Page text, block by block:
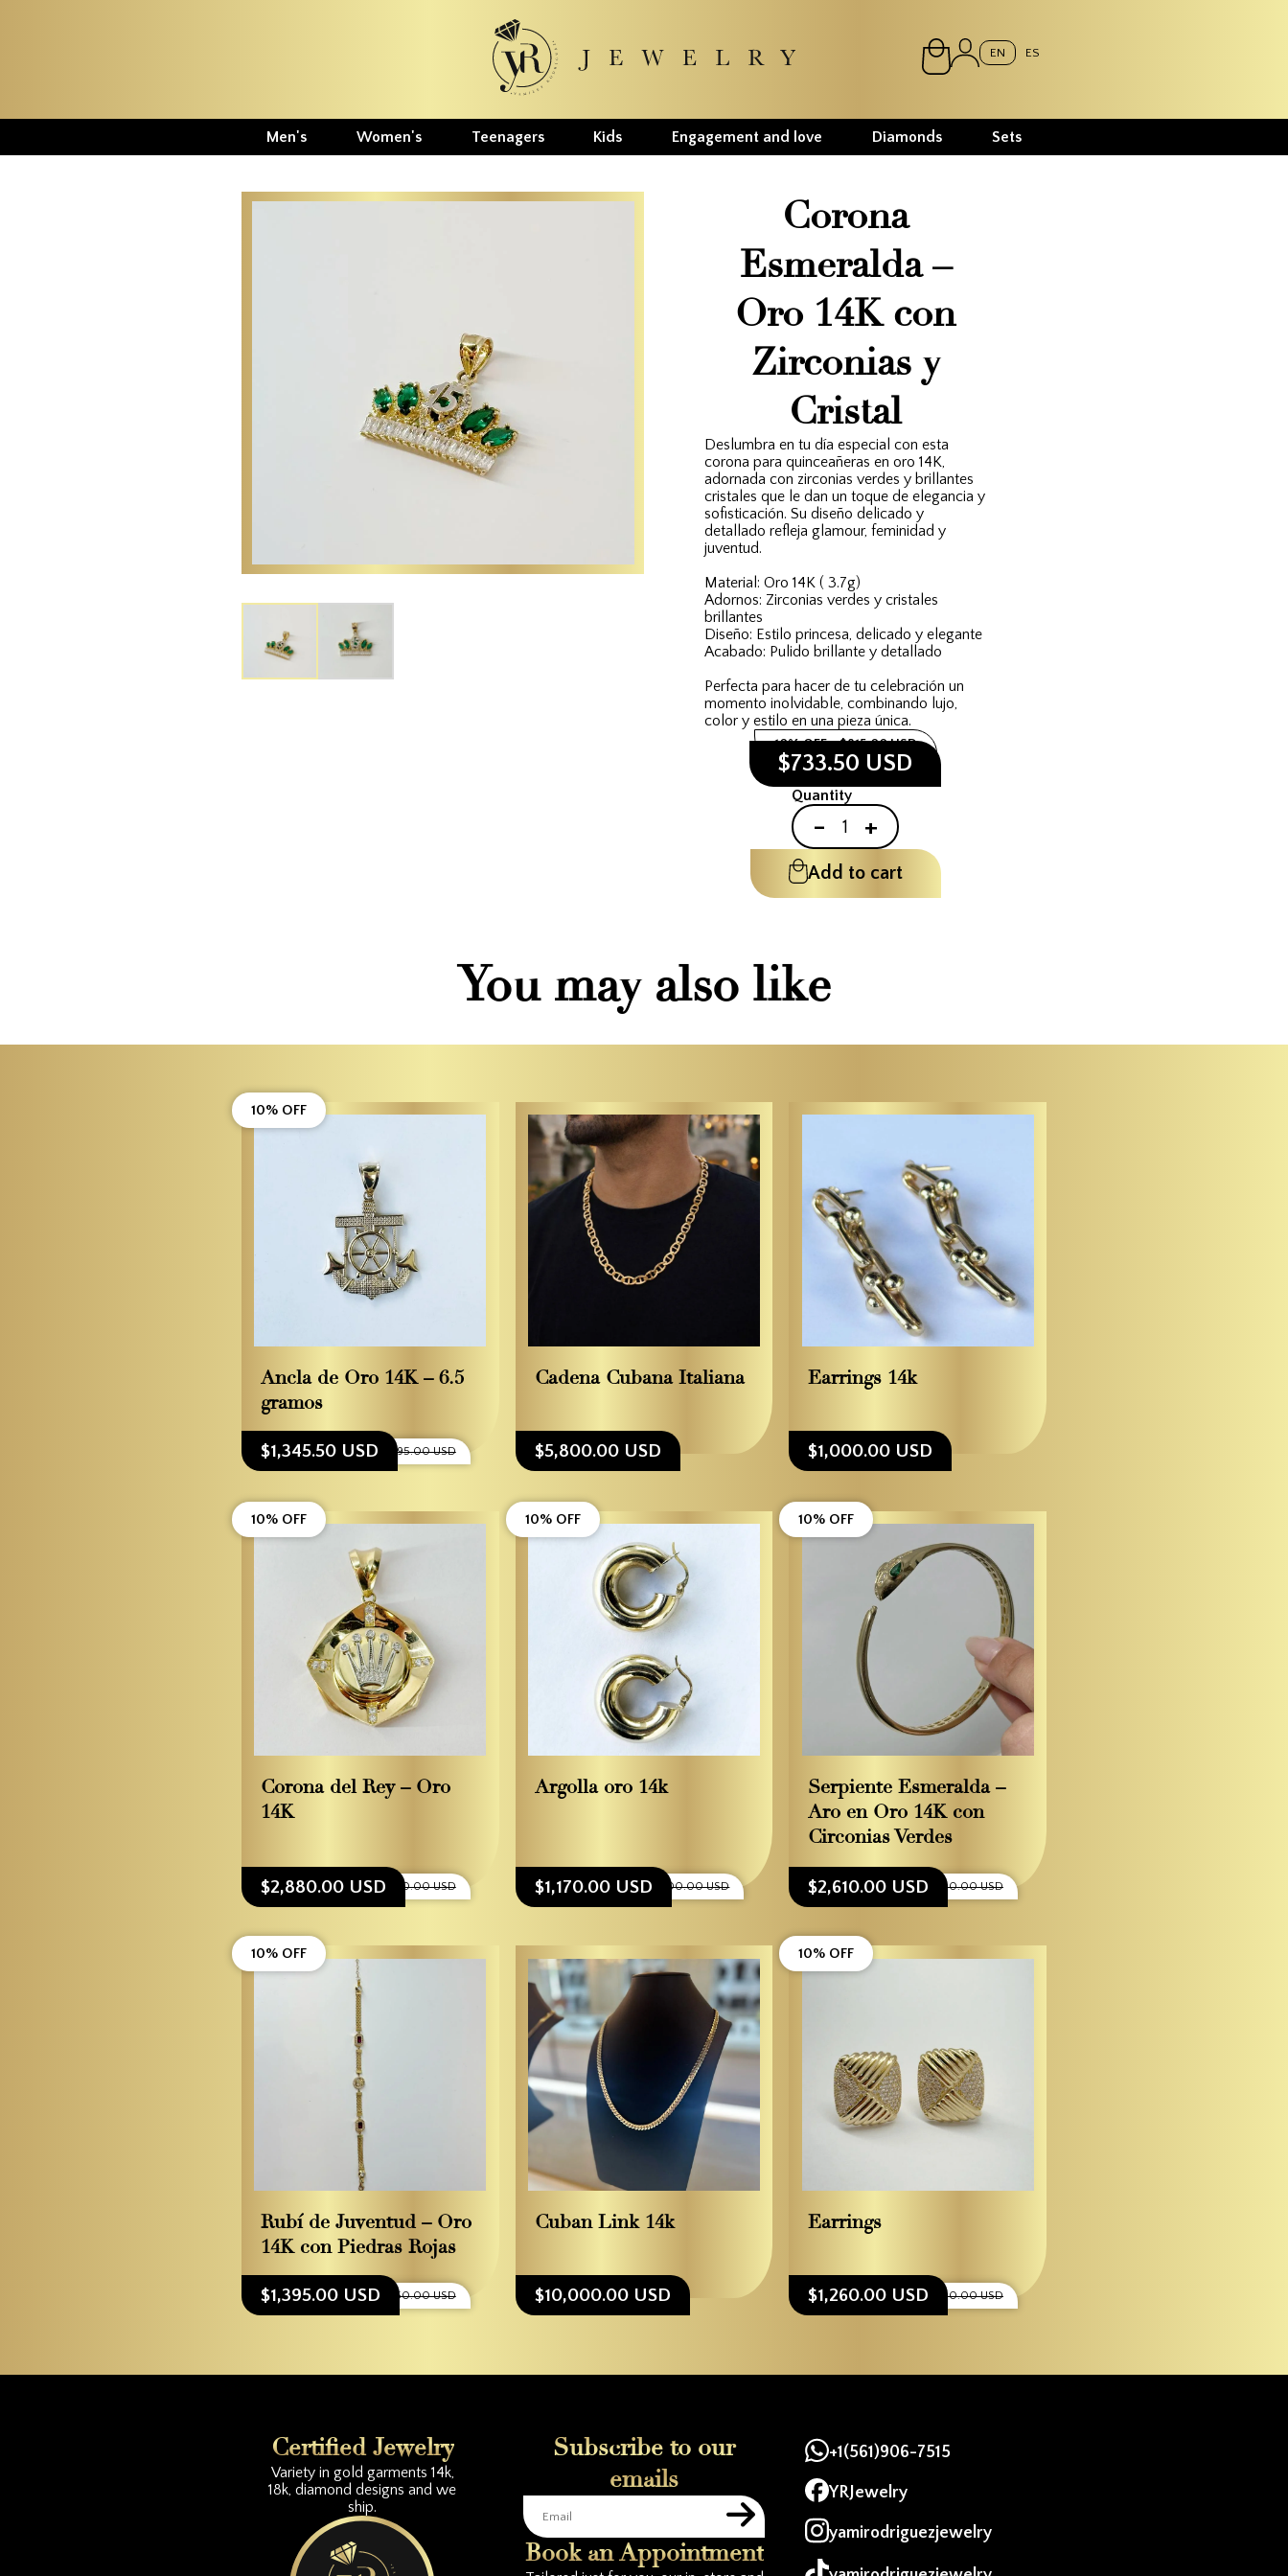
EN ES
Men's Women's Teenagers Kids Engagement and love Diamonds Sets
Corona
Esmeralda –
Oro 14K con
Zirconias y
Cristal
Deslumbra en tu día especial con esta
corona para quinceañeras en oro 14K,
adornada con zirconias verdes y brillantes
cristales que le dan un toque de elegancia y
sofisticación. Su diseño delicado y
detallado refleja glamour, feminidad y
juventud.
Material: Oro 14K ( 3.7g)
Adornos: Zirconias verdes y cristales
brillantes
Diseño: Estilo princesa, delicado y elegante
Acabado: Pulido brillante y detallado
Perfecta para hacer de tu celebración un
momento inolvidable, combinando lujo,
color y estilo en una pieza única.
10% OFF $815.00 USD
$733.50 USD
Quantity
- +
Add to cart
You may also like
Ancla de Oro 14K – 6.5
gramos
$1,345.50 USD $1,495.00 USD
10% OFF
Cadena Cubana Italiana
$5,800.00 USD
Earrings 14k
$1,000.00 USD
Corona del Rey – Oro
14K
$2,880.00 USD$3,200.00 USD
10% OFF
Argolla oro 14k
$1,170.00 USD$1,300.00 USD
10% OFF
Serpiente Esmeralda –
Aro en Oro 14K con
Circonias Verdes
$2,610.00 USD$2,900.00 USD
10% OFF
Rubí de Juventud – Oro
14K con Piedras Rojas
$1,395.00 USD$1,550.00 USD
10% OFF
Cuban Link 14k
$10,000.00 USD
Earrings
$1,260.00 USD$1,400.00 USD
10% OFF
Certified Jewelry
Variety in gold garments 14k,
18k, diamond designs and we
ship.
Subscribe to our
emails
Book an Appointment
+1(561)906-7515
YRJewelry
yamirodriguezjewelry